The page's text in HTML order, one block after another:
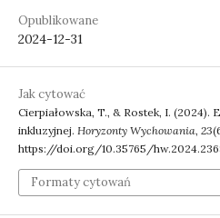
Opublikowane
2024-12-31
Jak cytować
Cierpiałowska, T., & Rostek, I. (2024).
inkluzyjnej. Horyzonty Wychowania, 23
https://doi.org/10.35765/
Formaty cytowań